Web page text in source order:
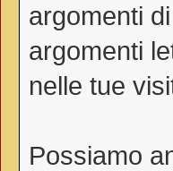
argomenti
argomenti
nelle tue
Possiamo